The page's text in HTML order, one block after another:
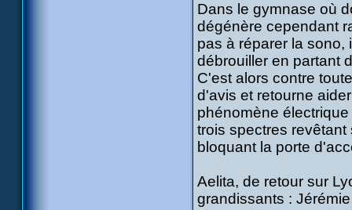
Dans le gymnase où
dégénère cependant
pas à réparer la sono,
débrouiller en partant
C'est alors contre
d'avis et retourne
phénomène
trois spectres
bloquant la porte
Aelita, de retour sur
grandissants :